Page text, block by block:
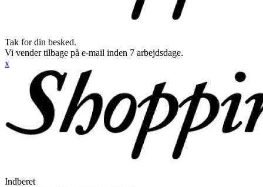
Tak for din besked.
Vi vender tilbage på e-mail inden 7 arbejdsdage.
x
Indberet